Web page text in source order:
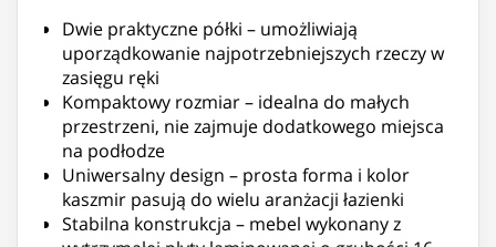
Dwie praktyczne półki – umożliwiają
uporządkowanie najpotrzebniejszych rzeczy w
zasięgu ręki
Kompaktowy rozmiar – idealna do małych
przestrzeni, nie zajmuje dodatkowego miejsca
na podłodze
Uniwersalny design – prosta forma i kolor
kaszmir pasują do wielu aranżacji łazienki
Stabilna konstrukcja – mebel wykonany z